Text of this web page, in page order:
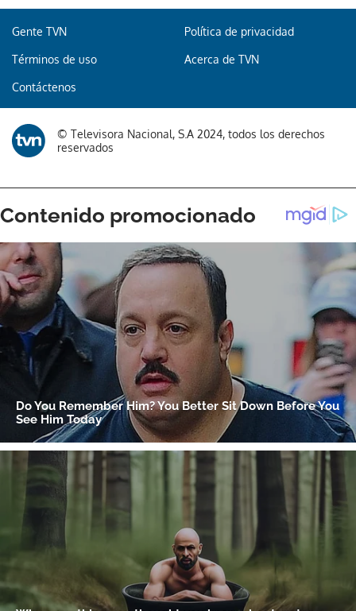
Gracias por suscribirte a nuestro boletín.
ACEPTAR
Gente TVN Política de privacidad
Términos de uso Acerca de TVN
Contáctenos
© Televisora Nacional, S.A 2024, todos los derechos
reservados